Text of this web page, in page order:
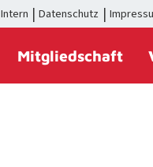
Intern Datenschutz
Mitgliedschaft